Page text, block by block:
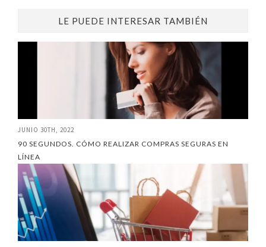
LE PUEDE INTERESAR TAMBIÉN
JUNIO 30TH, 2022
90 SEGUNDOS. CÓMO REALIZAR COMPRAS SEGURAS EN
LÍNEA